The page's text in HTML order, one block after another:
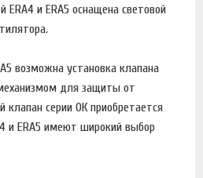
и ERA5 оснащена световой
возможна установка клапана
для защиты от
клапан серии ОК приобретается
и ERA5 имеют широкий выбор